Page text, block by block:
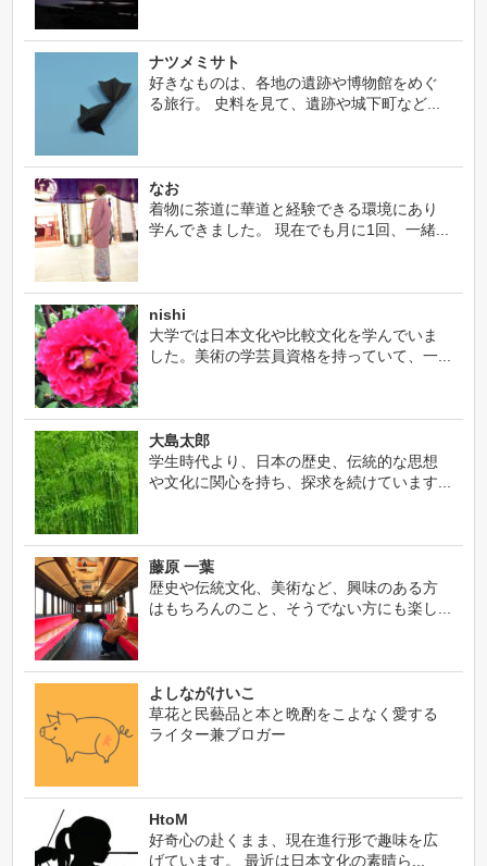
ナツメミサト
好きなものは、各地の遺跡や博物館をめぐ
る旅行。 史料を見て、遺跡や城下町など...
なお
着物に茶道に華道と経験できる環境にあり
学んできました。 現在でも月に1回、一緒...
nishi
大学では日本文化や比較文化を学んでいま
した。美術の学芸員資格を持っていて、一...
大島太郎
学生時代より、日本の歴史、伝統的な思想
や文化に関心を持ち、探求を続けています...
藤原 一葉
歴史や伝統文化、美術など、興味のある方
はもちろんのこと、そうでない方にも楽し...
よしながけいこ
草花と民藝品と本と晩酌をこよなく愛する
ライター兼ブロガー
HtoM
好奇心の赴くまま、現在進行形で趣味を広
げています。 最近は日本文化の素晴ら...